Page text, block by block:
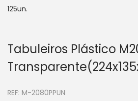
Tabuleiros Plástico
REF: M-2080PPUN